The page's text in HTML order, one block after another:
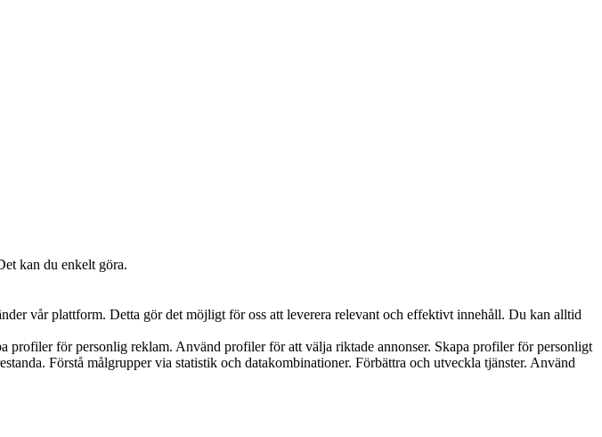
kan du enkelt göra.
vår plattform. Detta gör det möjligt för oss att leverera relevant och effektivt innehåll. Du kan alltid
profiler för personlig reklam. Använd profiler för att välja riktade annonser. Skapa profiler för personligt
Förstå målgrupper via statistik och datakombinationer. Förbättra och utveckla tjänster. Använd